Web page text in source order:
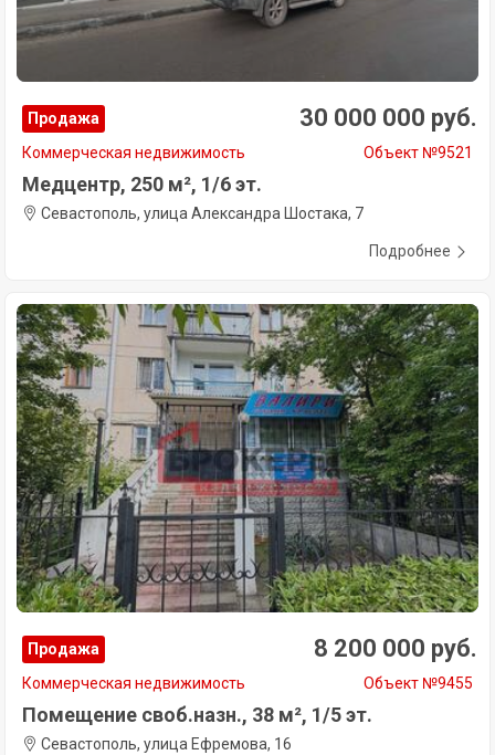
Продажа 30 000 000 руб.
Коммерческая недвижимость Объект №9521
Медцентр, 250 м², 1/6 эт.
Севастополь, улица Александра Шостака, 7
Подробнее
Продажа 8 200 000 руб.
Коммерческая недвижимость Объект №9455
Помещение своб.назн., 38 м², 1/5 эт.
Севастополь, улица Ефремова, 16